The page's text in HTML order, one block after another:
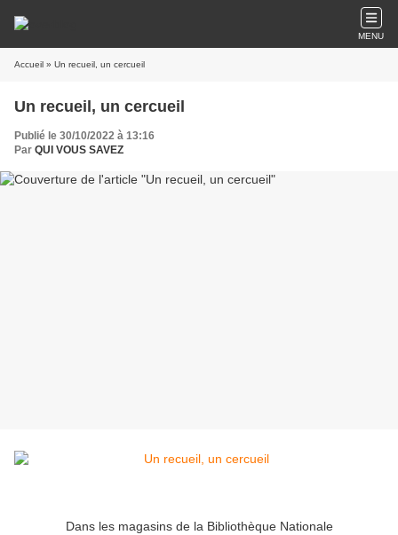
MENU
Accueil » Un recueil, un cercueil
Un recueil, un cercueil
Publié le 30/10/2022 à 13:16
Par QUI VOUS SAVEZ
Dans les magasins de la Bibliothèque Nationale